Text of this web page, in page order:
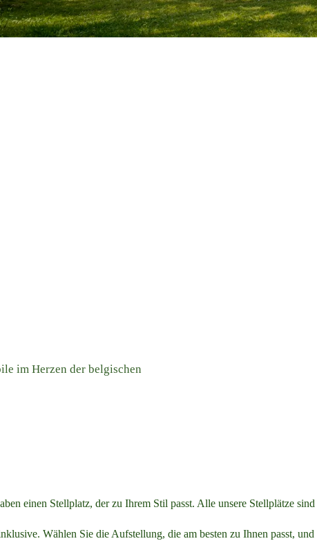
im Herzen der belgischen
einen Stellplatz, der zu Ihrem Stil passt. Alle unsere Stellplätze
Wählen Sie die Aufstellung, die am besten zu Ihnen passt,